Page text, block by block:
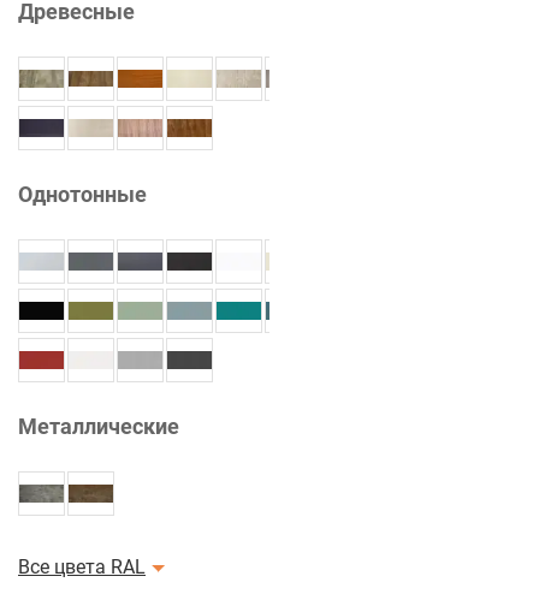
Древесные
Однотонные
Металлические
Все цвета RAL